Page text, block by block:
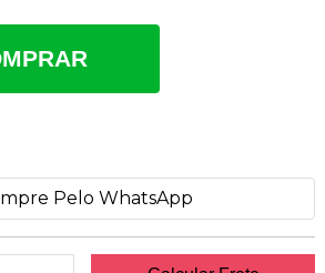
Pelo WhatsApp